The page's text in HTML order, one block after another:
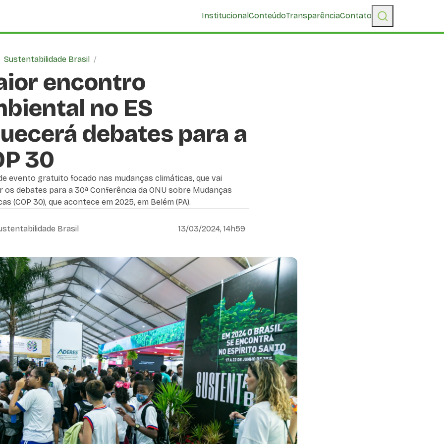
InstitucionalConteúdoTransparênciaContato
Sustentabilidade Brasil /
encontro
no ES
debates para a
30
evento gratuito focado nas mudanças climáticas, que vai
os debates para a 30ª Conferência da ONU sobre Mudanças
(COP 30), que acontece em 2025, em Belém (PA).
Brasil 13/03/2024, 14h59